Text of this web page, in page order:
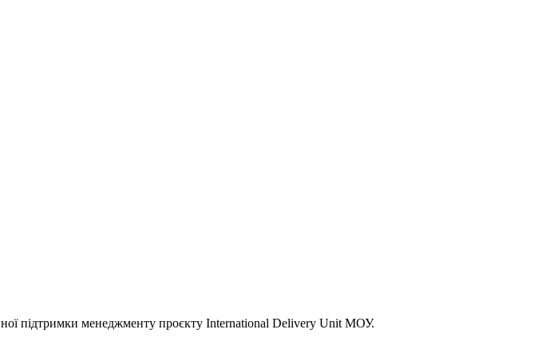
підтримки менеджменту проєкту International Delivery Unit МОУ.